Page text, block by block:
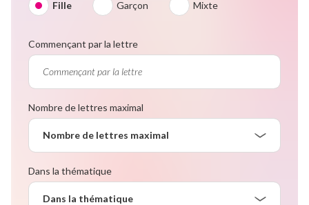
Fille Garçon Mixte
Commençant par la lettre
Nombre de lettres maximal
Nombre de lettres maximal
Dans la thématique
Dans la thématique